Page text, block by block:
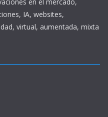
IA, websites,
virtual, aumentada, mixta